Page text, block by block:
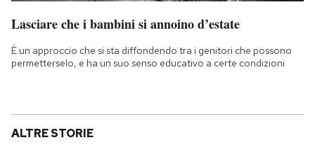
Lasciare che i bambini si annoino d’estate
È un approccio che si sta diffondendo tra i genitori che possono
permetterselo, e ha un suo senso educativo a certe condizioni
ALTRE STORIE